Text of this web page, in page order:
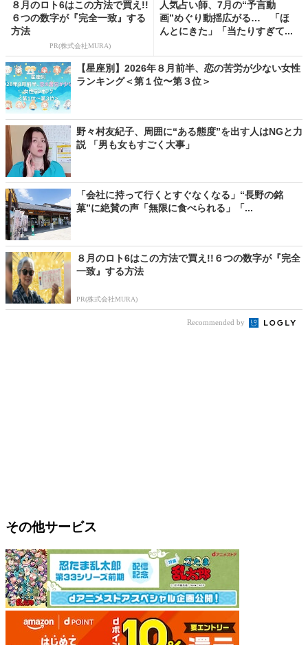
８月のロト6はこの方法で買え!!
６つの数字が『完全一致』する
方法
PR(株式会社MURA)
人気占い師、7月の“予言動
画”めぐり動揺広がる… 「ほ
んとにきた」「当たりすぎて...
【星座別】2026年８月前半、恋の苦労が少ない女性
ランキング＜第１位〜第３位＞
野々村友紀子、周囲に“ある態度”を出す人はNGと力
説 「男も女もすごく大事」
「会社に持って行くとすぐなくなる」“長野の銘
菓”に絶賛の声「無限に食べられる」「...
８月のロト6はこの方法で買え!!６つの数字が『完全
一致』する方法
PR(株式会社MURA)
Recommended by
その他サービス